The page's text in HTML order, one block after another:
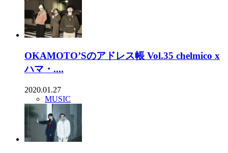
OKAMOTO’Sのアドレス帳 Vol.35 chelmico x
ハマ・....
2020.01.27
MUSIC